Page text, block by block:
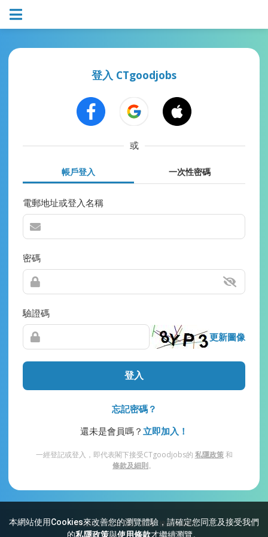
本網站使用Cookies來改善您的瀏覽體驗，請確定您同意及接受我們
的私隱政策與使用條款才繼續瀏覽。
登入 CTgoodjobs
或
帳戶登入 一次性密碼
電郵地址或登入名稱
密碼
驗證碼
更新圖像
登入
忘記密碼？
還未是會員嗎？ 立即加入！
一經登記或登入，即代表閣下接受CTgoodjobs的 私隱政策和
條款及細則。
網站索引 常見問題 私隱 條款及細則